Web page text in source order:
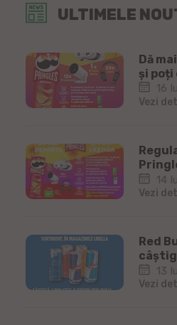
ULTIMELE
Dă
și
16
Vezi
14
Vezi
Red
13
Vezi